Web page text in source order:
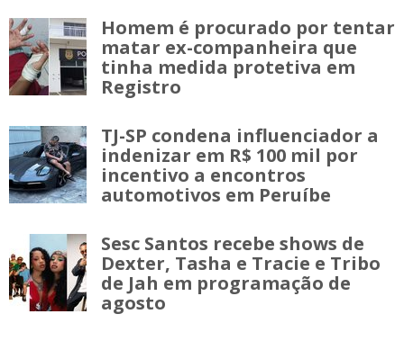
Homem é procurado por tentar
matar ex-companheira que
tinha medida protetiva em
Registro
TJ-SP condena influenciador a
indenizar em R$ 100 mil por
incentivo a encontros
automotivos em Peruíbe
Sesc Santos recebe shows de
Dexter, Tasha e Tracie e Tribo
de Jah em programação de
agosto